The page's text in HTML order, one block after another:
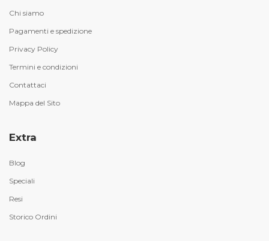
Chi siamo
Pagamenti e spedizione
Privacy Policy
Termini e condizioni
Contattaci
Mappa del Sito
Extra
Blog
Speciali
Resi
Storico Ordini